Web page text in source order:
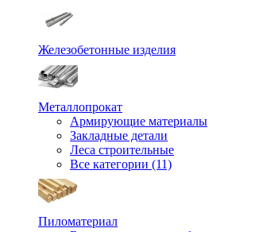
Железобетонные изделия
Металлопрокат
Армирующие материалы
Закладные детали
Леса строительные
Все категории (11)
Пиломатериал